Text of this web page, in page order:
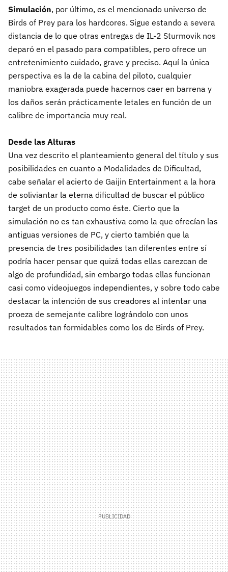
Simulación, por último, es el mencionado universo de
Birds of Prey para los hardcores. Sigue estando a severa
distancia de lo que otras entregas de IL-2 Sturmovik nos
deparó en el pasado para compatibles, pero ofrece un
entretenimiento cuidado, grave y preciso. Aquí la única
perspectiva es la de la cabina del piloto, cualquier
maniobra exagerada puede hacernos caer en barrena y
los daños serán prácticamente letales en función de un
calibre de importancia muy real.
Desde las Alturas
Una vez descrito el planteamiento general del título y sus
posibilidades en cuanto a Modalidades de Dificultad,
cabe señalar el acierto de Gaijin Entertainment a la hora
de soliviantar la eterna dificultad de buscar el público
target de un producto como éste. Cierto que la
simulación no es tan exhaustiva como la que ofrecían las
antiguas versiones de PC, y cierto también que la
presencia de tres posibilidades tan diferentes entre sí
podría hacer pensar que quizá todas ellas carezcan de
algo de profundidad, sin embargo todas ellas funcionan
casi como videojuegos independientes, y sobre todo cabe
destacar la intención de sus creadores al intentar una
proeza de semejante calibre lográndolo con unos
resultados tan formidables como los de Birds of Prey.